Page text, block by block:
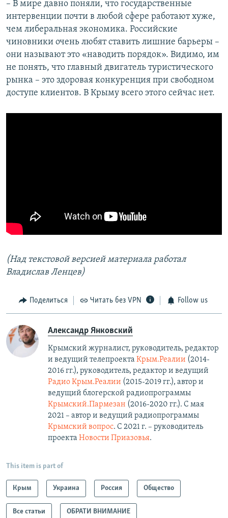
– В мире давно поняли, что государственные
интервенции почти в любой сфере работают хуже,
чем либеральная экономика. Российские
чиновники очень любят ставить лишние барьеры –
они называют это «наводить порядок». Видимо, им
не понять, что главный двигатель туристического
рынка – это здоровая конкуренция при свободном
доступе клиентов. В Крыму всего этого сейчас нет.
(Над текстовой версией материала работал
Владислав Ленцев)
Поделиться Читать без VPN Follow us
Александр Янковский
Крымский журналист, руководитель, редактор
и ведущий телепроекта Крым.Реалии (2014-
2016 гг.), руководитель, редактор и ведущий
Радио Крым.Реалии (2015-2019 гг.), автор и
ведущий блогерской радиопрограммы
Крымский.Пармезан (2016-2020 гг.)​. С мая
2021 – автор и ведущий радиопрограммы
Крымский вопрос. С 2021 г. – руководитель
проекта Новости Приазовья.
This item is part of
Крым Украина Россия Общество
Все статьи ОБРАТИ ВНИМАНИЕ